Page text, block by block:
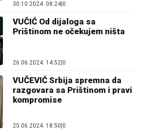
30.10.2024. 08:24 0
VUČIĆ Od dijaloga sa
Prištinom ne očekujem ništa
26.06.2024. 14:52|0
VUČEVIĆ Srbija spremna da
razgovara sa Prištinom i pravi
kompromise
25.06.2024. 18:50|0